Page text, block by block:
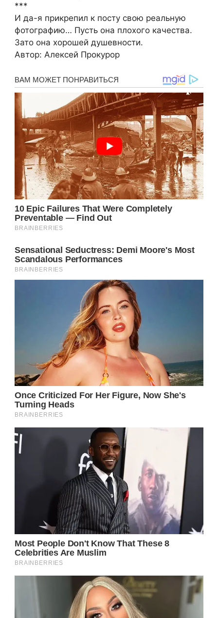
***
И да-я прикрепил к посту свою реальную
фотографию… Пусть она плохого качества.
Зато она хорошей душевности.
Автор: Алексей Прокурор